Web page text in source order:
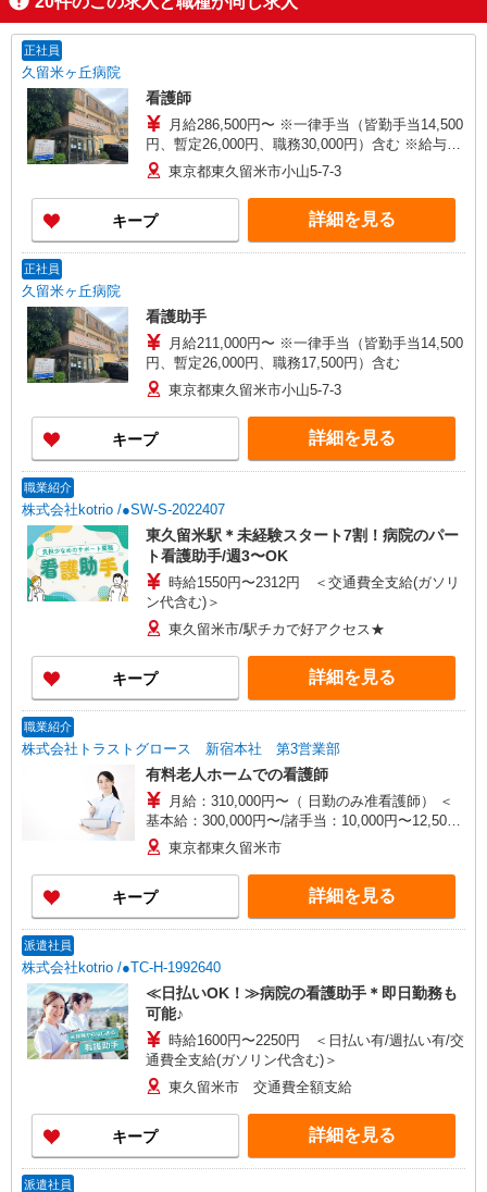
正社員
久留米ヶ丘病院
看護師
月給286,500円〜 ※一律手当（皆勤手当14,500
円、暫定26,000円、職務30,000円）含む ※給与幅
は経験による
東京都東久留米市小山5-7-3
キープ 詳細を見る
正社員
久留米ヶ丘病院
看護助手
月給211,000円〜 ※一律手当（皆勤手当14,500
円、暫定26,000円、職務17,500円）含む
東京都東久留米市小山5-7-3
キープ 詳細を見る
職業紹介
株式会社kotrio /●SW-S-2022407
東久留米駅＊未経験スタート7割！病院のパー
ト看護助手/週3〜OK
時給1550円〜2312円 ＜交通費全支給(ガソリ
ン代含む)＞
東久留米市/駅チカで好アクセス★
キープ 詳細を見る
職業紹介
株式会社トラストグロース 新宿本社 第3営業部
有料老人ホームでの看護師
月給：310,000円〜（ 日勤のみ准看護師） ＜
基本給：300,000円〜/諸手当：10,000円〜12,500
円＞ 月給340,000円〜（日勤のみ看護師） ＜基本
給：330,000円〜/諸手当：10,000円〜12,500円＞
※それぞれ賞与なし・昇給年1回 ※資格や経験な
どによる 【諸手当】 ・オンコール手当：2,000
円〜2,500円 ・調整手当：195,600円 ・通勤手
東京都東久留米市
キープ 詳細を見る
派遣社員
株式会社kotrio /●TC-H-1992640
≪日払いOK！≫病院の看護助手＊即日勤務も
可能♪
時給1600円〜2250円 ＜日払い有/週払い有/交
通費全支給(ガソリン代含む)＞
東久留米市 交通費全額支給
キープ 詳細を見る
派遣社員